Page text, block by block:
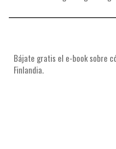
Bájate gratis el e-book sobre
Finlandia.